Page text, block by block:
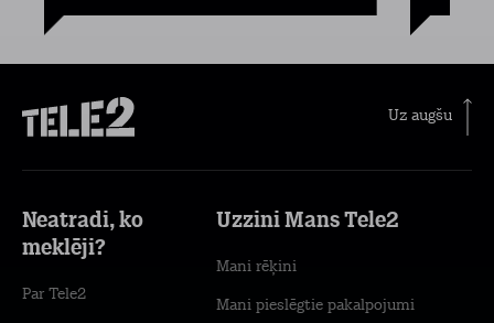
Uz augšu
Neatradi, ko
meklēji?
Par Tele2
Uzzini Mans Tele2
Mani rēķini
Mani pieslēgtie pakalpojumi